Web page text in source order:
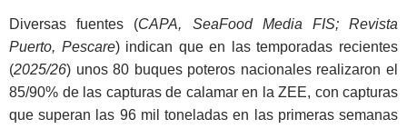
Diversas fuentes (CAPA, SeaFood Media FIS; Revista
Puerto, Pescare) indican que en las temporadas recientes
(2025/26) unos 80 buques poteros nacionales realizaron el
85/90% de las capturas de calamar en la ZEE, con capturas
que superan las 96 mil toneladas en las primeras semanas